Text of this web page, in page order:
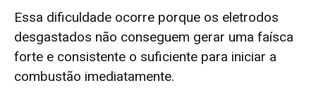
Essa dificuldade ocorre porque os eletrodos
desgastados não conseguem gerar uma faísca
forte e consistente o suficiente para iniciar a
combustão imediatamente.